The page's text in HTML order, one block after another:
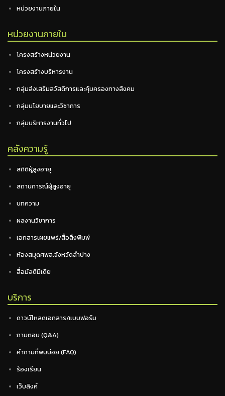
หน่วยงานภายใน
หน่วยงานภายใน
โครงสร้างหน่วยงาน
โครงสร้างบริหารงาน
กลุ่มส่งเสริมสวัสดิการและคุ้มครองทางสังคม
กลุ่มนโยบายและวิชาการ
กลุ่มบริหารงานทั่วไป
คลังความรู้
สถิติผู้สูงอายุ
สถานการณ์ผู้สูงอายุ
บทความ
ผลงานวิชาการ
เอกสารเผยแพร่/สื่อสิ่งพิมพ์
ห้องสมุดศพส.จังหวัดลำปาง
สื่อมัลติมีเดีย
บริการ
ดาวน์โหลดเอกสาร/แบบฟอร์ม
ถามตอบ (Q&A)
คำถามที่พบบ่อย (FAQ)
ร้องเรียน
เว็บลิงค์